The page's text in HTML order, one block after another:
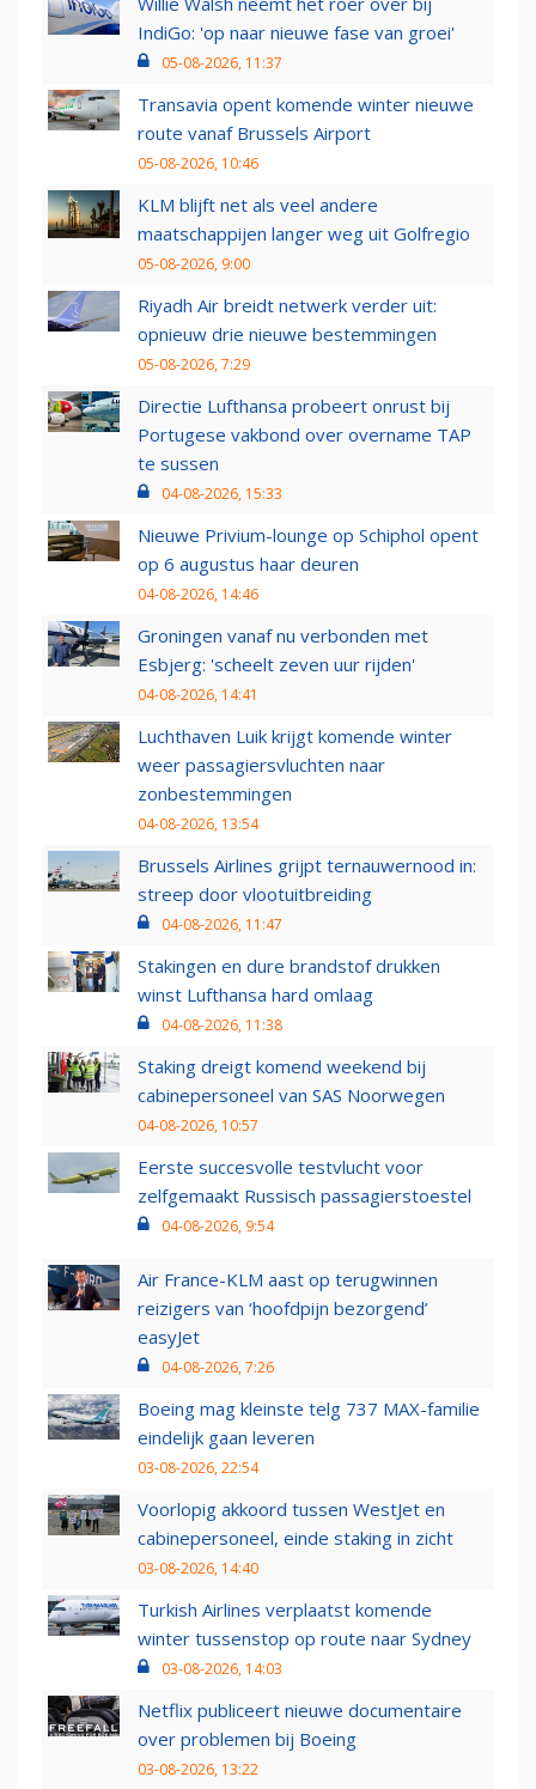
IndiGo: 'op naar nieuwe fase van groei'
05-08-2026, 11:37
Transavia opent komende winter nieuwe
route vanaf Brussels Airport
05-08-2026, 10:46
KLM blijft net als veel andere
maatschappijen langer weg uit Golfregio
05-08-2026, 9:00
Riyadh Air breidt netwerk verder uit:
opnieuw drie nieuwe bestemmingen
05-08-2026, 7:29
Directie Lufthansa probeert onrust bij
Portugese vakbond over overname TAP
te sussen
04-08-2026, 15:33
Nieuwe Privium-lounge op Schiphol opent
op 6 augustus haar deuren
04-08-2026, 14:46
Groningen vanaf nu verbonden met
Esbjerg: 'scheelt zeven uur rijden'
04-08-2026, 14:41
Luchthaven Luik krijgt komende winter
weer passagiersvluchten naar
zonbestemmingen
04-08-2026, 13:54
Brussels Airlines grijpt ternauwernood in:
streep door vlootuitbreiding
04-08-2026, 11:47
Stakingen en dure brandstof drukken
winst Lufthansa hard omlaag
04-08-2026, 11:38
Staking dreigt komend weekend bij
cabinepersoneel van SAS Noorwegen
04-08-2026, 10:57
Eerste succesvolle testvlucht voor
zelfgemaakt Russisch passagierstoestel
04-08-2026, 9:54
Air France-KLM aast op terugwinnen
reizigers van ‘hoofdpijn bezorgend’
easyJet
04-08-2026, 7:26
Boeing mag kleinste telg 737 MAX-familie
eindelijk gaan leveren
03-08-2026, 22:54
Voorlopig akkoord tussen WestJet en
cabinepersoneel, einde staking in zicht
03-08-2026, 14:40
Turkish Airlines verplaatst komende
winter tussenstop op route naar Sydney
03-08-2026, 14:03
Netflix publiceert nieuwe documentaire
over problemen bij Boeing
03-08-2026, 13:22